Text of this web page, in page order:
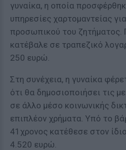
γυναίκα, η οποία
υπηρεσίες χαρτομαντείας
προσωπικού του ζητήματος.
κατέβαλε σε τραπεζικό
250 ευρώ.
Στη συνέχεια, η γυναίκα
ότι θα δημοσιοποιήσει τις
σε άλλο μέσο κοινωνικής
επιπλέον χρήματα. Υπό το
41χρονος κατέθεσε στον
4.520 ευρώ.